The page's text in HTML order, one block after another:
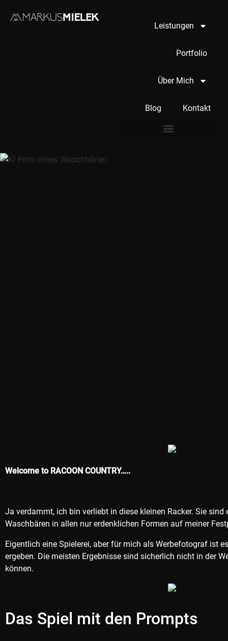
Leistungen
Portfolio
Über Mich
Blog Kontakt
Welcome to RACOON COUNTRY…..
Ja verdammt, ich bin verliebt in diese kleinen Racker. Sie
Waschbären in allen nur erdenklichen Formen auf meiner
Eigentlich eine Spielerei, aber für mich als Werbefotograf ist
ergeben. Die meisten Ergebnisse sind sicherlich nicht in der
können.
Das Spiel mit den Prompts